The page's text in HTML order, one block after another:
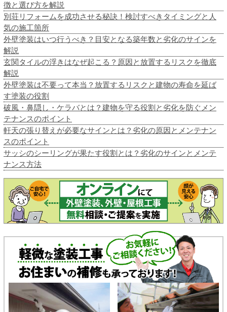
徴と選び方を解説
別荘リフォームを成功させる秘訣！検討すべきタイミングと人
気の施工箇所
外壁塗装はいつ行うべき？目安となる築年数と劣化のサインを
解説
玄関タイルの浮きはなぜ起こる？原因と放置するリスクを徹底
解説
外壁塗装は不要って本当？放置するリスクと建物の寿命を延ば
す塗装の役割
破風・鼻隠し・ケラバとは？建物を守る役割と劣化を防ぐメン
テナンスのポイント
軒天の張り替えが必要なサインとは？劣化の原因とメンテナン
スのポイント
サッシのシーリングが果たす役割とは？劣化のサインとメンテ
ナンス方法